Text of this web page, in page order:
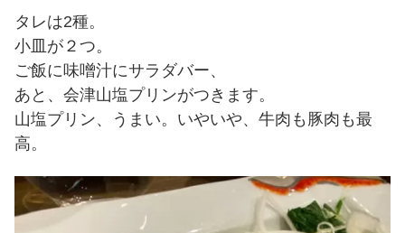
タレは2種。
小皿が２つ。
ご飯に味噌汁にサラダバー、
あと、会津山塩プリンがつきます。
山塩プリン、うまい。いやいや、牛肉も豚肉も最
高。